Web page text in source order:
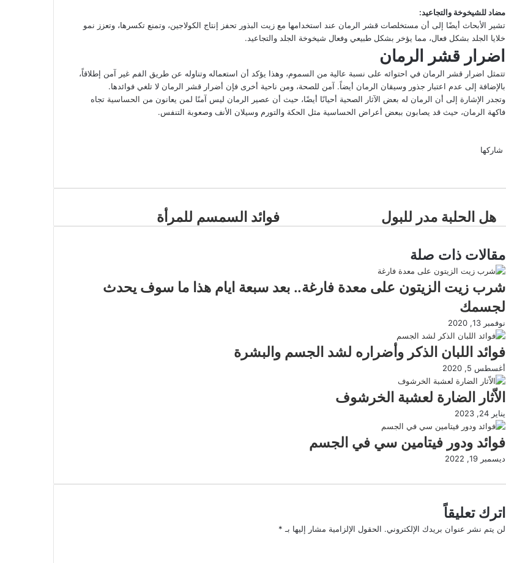
مضاد للشيخوخة والتجاعيد:
تشير الأبحاث أيضًا إلى أن مستخلصات قشر الرمان عند استخدامها مع زيت البذور تحفز إنتاج الكولاجين، وتمنع تكسرها، وتعزز نمو
خلايا الجلد بشكل فعال، مما يؤخر بشكل طبيعي وفعال شيخوخة الجلد والتجاعيد.
اضرار قشر الرمان
تتمثل اضرار قشر الرمان في احتوائه على نسبة عالية من السموم، وهذا يؤكد أن استعماله وتناوله عن طريق الفم غير آمن إطلاقاً،
بالإضافة إلى عدم اعتبار جذور وسيقان الرمان أيضاً. آمن للصحة، ومن ناحية أخرى فإن أضرار قشر الرمان لا تلغي فوائدها.
وتجدر الإشارة إلى أن الرمان له بعض الآثار الصحية أحيانًا أيضًا، حيث أن عصير الرمان ليس آمنًا لمن يعانون من الحساسية تجاه
فاكهة الرمان، حيث قد يصابون ببعض أعراض الحساسية مثل الحكة والتورم وسيلان الأنف وصعوبة التنفس.
شاركها
فوائد السمسم للمرأة هل الحلبة مدر للبول
مقالات ذات صلة
شرب زيت الزيتون على معدة فارغة.. بعد سبعة ايام هذا ما سوف يحدث
لجسمك
نوفمبر 13, 2020
فوائد اللبان الذكر وأضراره لشد الجسم والبشرة
أغسطس 5, 2020
الاّثار الضارة لعشبة الخرشوف
يناير 24, 2023
فوائد ودور فيتامين سي في الجسم
ديسمبر 19, 2022
اترك تعليقاً
لن يتم نشر عنوان بريدك الإلكتروني. الحقول الإلزامية مشار إليها بـ *